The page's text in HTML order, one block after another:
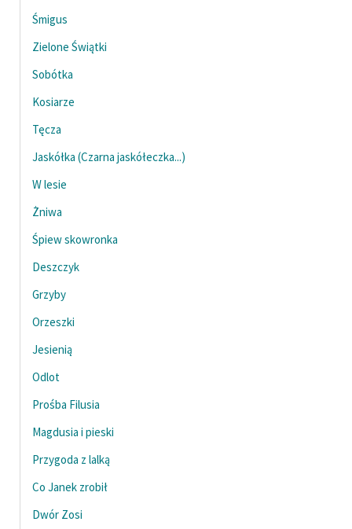
sprawozdania finansowe
Regulamin darowizn
wrażliwych
Deklaracja dostępności
Śmigus
Zielone Świątki
Sobótka
Kosiarze
Tęcza
Jaskółka (Czarna jaskółeczka...)
W lesie
Żniwa
Śpiew skowronka
Deszczyk
Grzyby
Orzeszki
Jesienią
Odlot
Prośba Filusia
Magdusia i pieski
Przygoda z lalką
Co Janek zrobił
Dwór Zosi